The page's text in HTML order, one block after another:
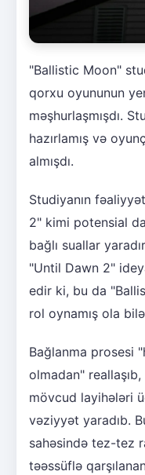
"Ballistic Moon"
qorxu oyununun
məşhurlaşmışdı.
hazırlamış və
almışdı.
Studiyanın
2" kimi potensial
bağlı suallar
"Until Dawn 2"
edir ki, bu da
rol oynamış ola
Bağlanma prosesi
olmadan"
mövcud layihələri
vəziyyət yaradıb.
sahəsində tez-tez
təəssüflə